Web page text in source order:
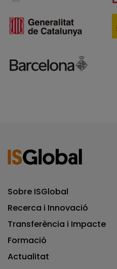
Sobre ISGlobal
Recerca i Innovació
Transferència i Impacte
Formació
Actualitat